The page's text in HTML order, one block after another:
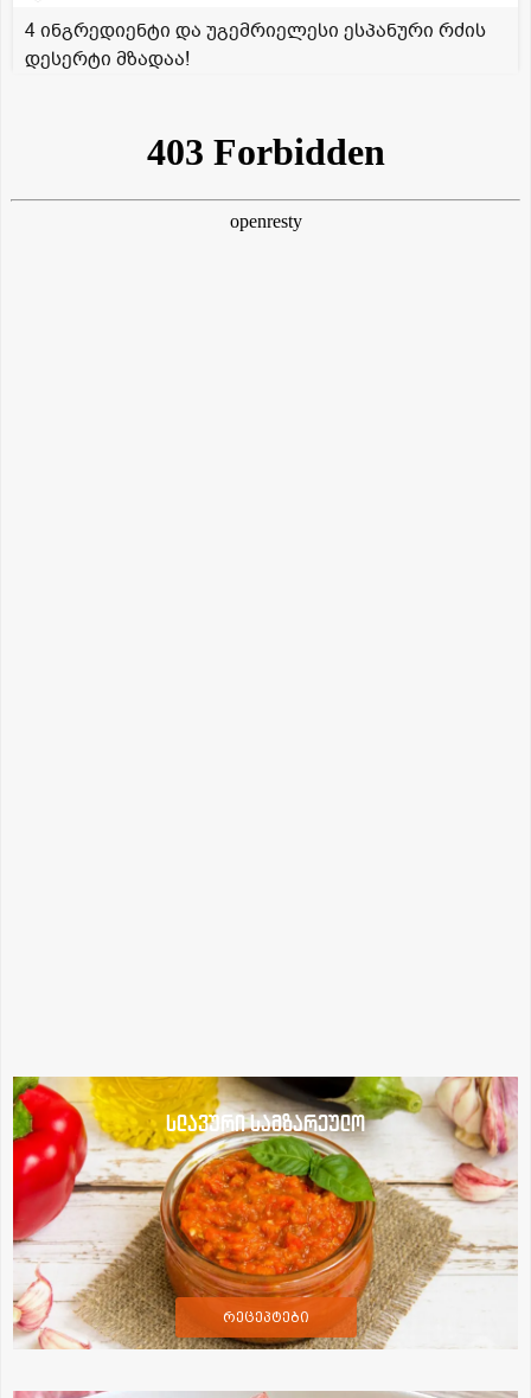
4 ინგრედიენტი და უგემრიელესი ესპანური რძის
დესერტი მზადაა!
სლავური სამზარეულო
რეცეპტები